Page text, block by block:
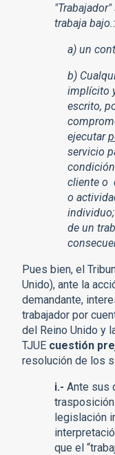
trabaja bajo.:
a) un
b)
implícito
escrito,
ejecutar
servicio
cliente o
o
individuo;
de un
Pues bien, el
Unido), ante la
demandante,
trabajador por
del Reino Unido y
TJUE cuestión
resolución de los
i.-Ante sus
legislación
que el